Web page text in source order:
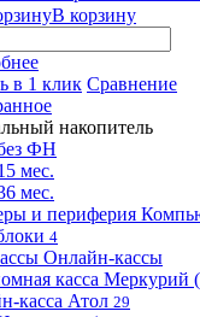
В корзину
в 1 клик Сравнение
накопитель
ФН
мес.
мес.
4
Онлайн-кассы
касса Меркурий
касса Атол 29